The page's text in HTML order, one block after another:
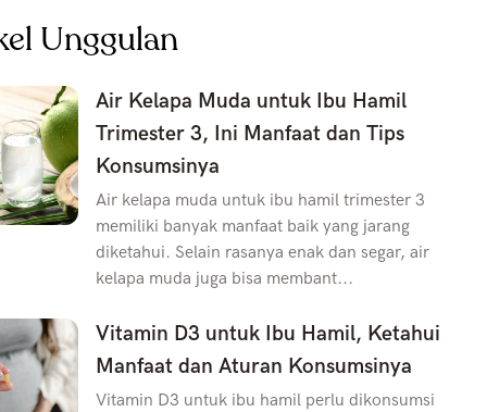
Unggulan
Air Kelapa Muda untuk Ibu Hamil
Trimester 3, Ini Manfaat dan Tips
Konsumsinya
Air kelapa muda untuk ibu hamil trimester 3
memiliki banyak manfaat baik yang jarang
diketahui. Selain rasanya enak dan segar, air
kelapa muda juga bisa membant...
Vitamin D3 untuk Ibu Hamil, Ketahui
Manfaat dan Aturan Konsumsinya
Vitamin D3 untuk ibu hamil perlu dikonsumsi